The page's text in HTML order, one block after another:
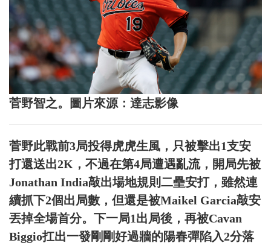
菅野智之。圖片來源：達志影像
菅野此戰前3局投得虎虎生風，只被擊出1支安
打還送出2K，不過在第4局遭遇亂流，開局先被
Jonathan India敲出場地規則二壘安打，雖然連
續抓下2個出局數，但還是被Maikel Garcia敲安
丟掉全場首分。下一局1出局後，再被Cavan
Biggio扛出一發剛剛好過牆的陽春彈陷入2分落